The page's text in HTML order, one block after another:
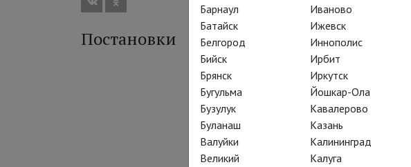
Постановки
Барнаул
Батайск
Белгород
Бийск
Брянск
Бугульма
Бузулук
Буланаш
Валуйки
Великий
Иваново
Ижевск
Иннополис
Ирбит
Иркутск
Йошкар-Ола
Кавалерово
Казань
Калининград
Калуга